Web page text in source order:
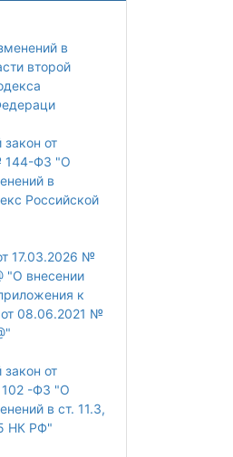
в
второй
от
144-ФЗ "О
в
Российской
17.03.2026 №
"О внесении
к
08.06.2021 №
от
-ФЗ "О
в ст. 11.3,
НК РФ"